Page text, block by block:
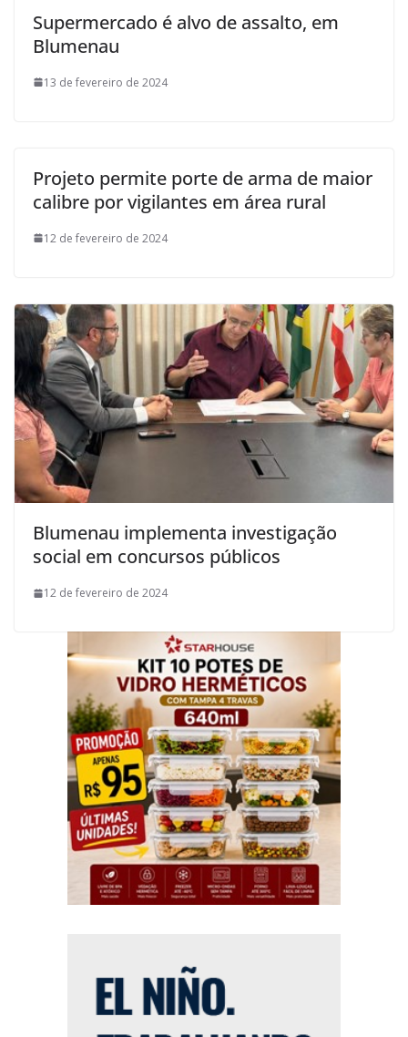
Supermercado é alvo de assalto, em
Blumenau
13 de fevereiro de 2024
Projeto permite porte de arma de maior
calibre por vigilantes em área rural
12 de fevereiro de 2024
Blumenau implementa investigação
social em concursos públicos
12 de fevereiro de 2024